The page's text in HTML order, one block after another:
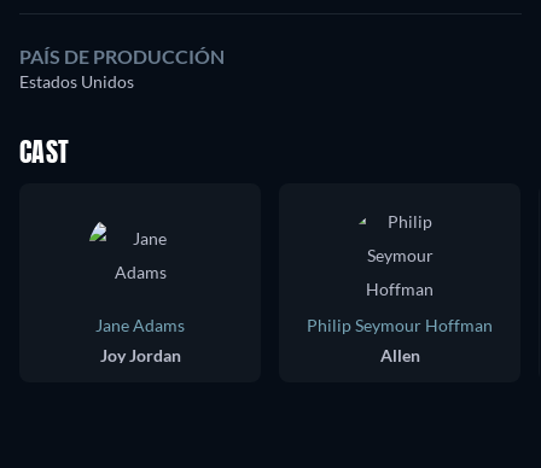
PAÍS DE PRODUCCIÓN
Estados Unidos
CAST
Jane Adams
Joy Jordan
Philip Seymour Hoffman
Allen